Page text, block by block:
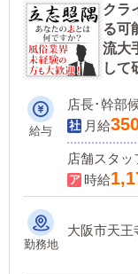
クラ
る可
流大
して
給与
店長･幹部
月給
店舗スタッ
時給
勤務地
大阪市天王